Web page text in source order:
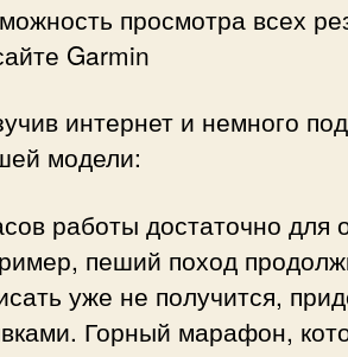
просмотра всех
Garmin
интернет и немного
модели:
работы достаточно для
пеший поход
уже не получится,
Горный марафон,